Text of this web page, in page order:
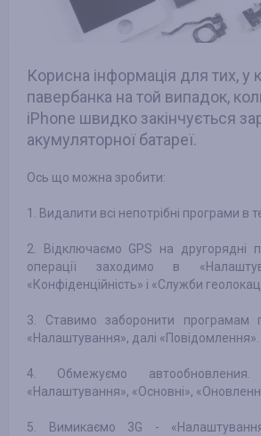
Корисна інформація для тих, у
павербанка на той випадок,
iPhone швидко закінчується
акумуляторної батареї.
Ось що можна зробити:
1. Видалити всі непотрібні програми в
2. Відключаємо GPS на другорядні
операції заходимо в
«Конфіденційність» і «Служби
3. Ставимо заборонити програмам
«Налаштування», далі «Повідомлення».
4. Обмежуємо
«Налаштування», «Основні»,
5. Вимикаємо 3G -